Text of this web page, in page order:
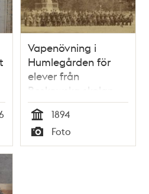
Vapenövning i
Humlegården för
elever från
Beskowska skolan -
1894.
Tid
1894
Typ
Foto